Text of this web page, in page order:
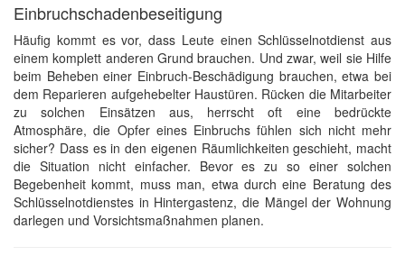
Einbruchschadenbeseitigung
Häufig kommt es vor, dass Leute einen Schlüsselnotdienst aus
einem komplett anderen Grund brauchen. Und zwar, weil sie Hilfe
beim Beheben einer Einbruch-Beschädigung brauchen, etwa bei
dem Reparieren aufgehebelter Haustüren. Rücken die Mitarbeiter
zu solchen Einsätzen aus, herrscht oft eine bedrückte
Atmosphäre, die Opfer eines Einbruchs fühlen sich nicht mehr
sicher? Dass es in den eigenen Räumlichkeiten geschieht, macht
die Situation nicht einfacher. Bevor es zu so einer solchen
Begebenheit kommt, muss man, etwa durch eine Beratung des
Schlüsselnotdienstes in Hintergastenz, die Mängel der Wohnung
darlegen und Vorsichtsmaßnahmen planen.